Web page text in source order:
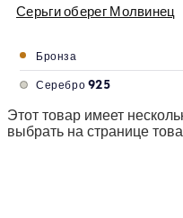
Серьги оберег Молвинец
Бронза
Серебро 925
Этот товар имеет
выбрать на странице